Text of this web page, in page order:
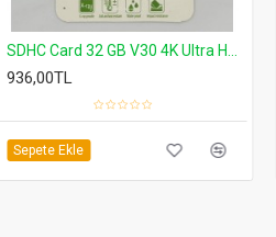
Tüm Bellek Kartı Okuyucu USB Harici SD MMC XD CF Desteği USB 2.0 Tam Hız
279,00TL
Sepete Ekle